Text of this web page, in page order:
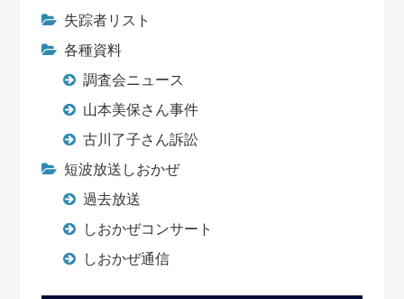
失踪者リスト
各種資料
調査会ニュース
山本美保さん事件
古川了子さん訴訟
短波放送しおかぜ
過去放送
しおかぜコンサート
しおかぜ通信